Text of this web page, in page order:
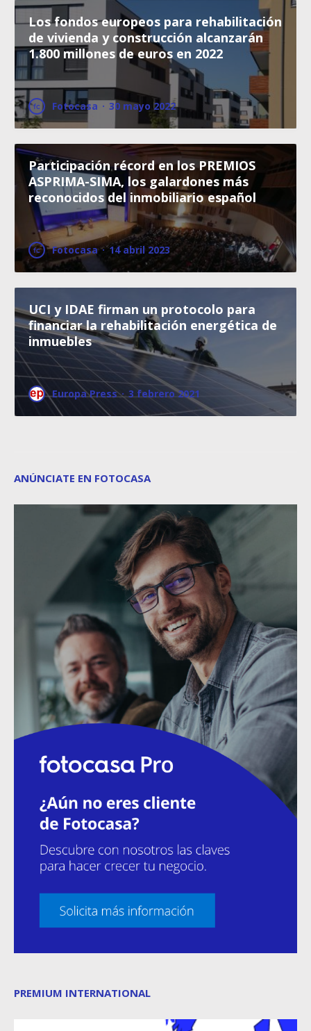
Los fondos europeos para rehabilitación
de vivienda y construcción alcanzarán
1.800 millones de euros en 2022
Fotocasa · 30 mayo 2022
Participación récord en los PREMIOS
ASPRIMA-SIMA, los galardones más
reconocidos del inmobiliario español
Fotocasa · 14 abril 2023
UCI y IDAE firman un protocolo para
financiar la rehabilitación energética de
inmuebles
Europa Press · 3 febrero 2021
ANÚNCIATE EN FOTOCASA
PREMIUM INTERNATIONAL